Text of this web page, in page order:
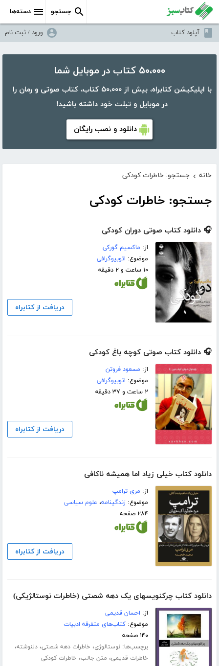
دسته‌ها جستجو
آپلود کتاب ورود / ثبت نام
۵۰،۰۰۰ کتاب در موبایل شما
با اپلیکیشن کتابراه، بیش از ۵۰،۰۰۰ کتاب، کتاب صوتی و رمان را
در موبایل و تبلت خود داشته باشید!
دانلود و نصب رایگان
خانه › جستجو: خاطرات کودکی
جستجو: خاطرات کودکی
🎧 دانلود کتاب صوتی دوران کودکی
از: ماکسیم گورکی
موضوع: اتوبیوگرافی
۱۰ ساعت و ۲ دقیقه
دریافت از کتابراه
🎧 دانلود کتاب صوتی کوچه باغ کودکی
از: مسعود فروتن
موضوع: اتوبیوگرافی
۲ ساعت و ۳۷ دقیقه
دریافت از کتابراه
دانلود کتاب خیلی زیاد اما همیشه ناکافی
از: مری ترامپ
موضوع:زندگینامه، علوم سیاسی
۲۸۴ صفحه
دریافت از کتابراه
دانلود کتاب چرکنویسهای یک دهه شصتی (خاطرات نوستالژیکی)
از: احسان قدیمی
موضوع:کتاب‌های متفرقه ادبیات
۱۴۰ صفحه
برچسب‌ها:نوستالوژی، خاطرات دهه شصتی،دلنوشته،
خاطرات قدیمی، متن جالب، خاطرات کودکی